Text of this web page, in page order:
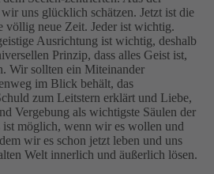
uns glücklich schätzen. Jetzt ist die
völlig neue Zeit. Jeder ist wichtig.
Ausrichtung ist wichtig, deshalb
Prinzip, dass alles Geist ist,
Wir sollten ein Miteinander
im Blick behält, das
zum Leitstern erklärt und Liebe,
Vergebung als wichtigste Säulen der
ist möglich, wenn wir es wollen und
wir es schon jetzt leben und uns
Welt innerlich und äußerlich lösen.